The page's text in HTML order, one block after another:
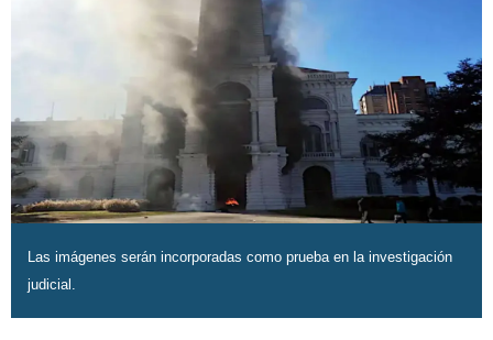
Las imágenes serán incorporadas como prueba en la investigación
judicial.